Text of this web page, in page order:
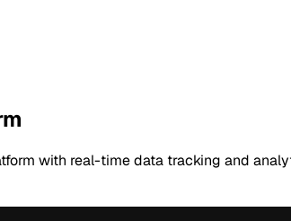
with real-time data tracking and